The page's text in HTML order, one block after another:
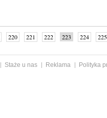
220 221 222 223 224
225
Staże u nas Reklama
Polityka